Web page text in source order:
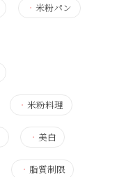
・米粉パン
・米粉料理
・ 美白
・ 脂質制限